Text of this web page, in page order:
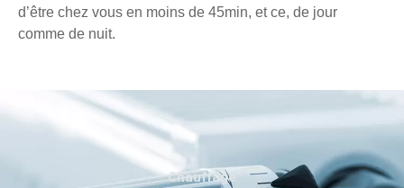
d’être chez vous en moins de 45min, et ce, de jour
comme de nuit.
Chauffage